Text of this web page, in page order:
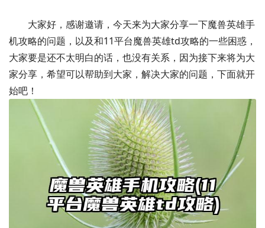
大家好，感谢邀请，今天来为大家分享一下魔兽英雄手
机攻略的问题，以及和11平台魔兽英雄td攻略的一些困惑，
大家要是还不太明白的话，也没有关系，因为接下来将为大
家分享，希望可以帮助到大家，解决大家的问题，下面就开
始吧！